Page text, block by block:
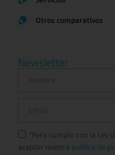
Otros comparativos
Newsletter
*Para cumplir con la Ley
aceptar nuestra política de